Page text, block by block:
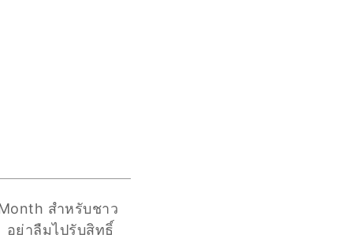
สำหรับชาว
อย่าลืมไปรับสิทธิ์